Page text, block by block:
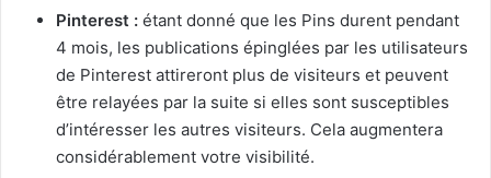
Pinterest : étant donné que les Pins durent pendant
4 mois, les publications épinglées par les utilisateurs
de Pinterest attireront plus de visiteurs et peuvent
être relayées par la suite si elles sont susceptibles
d’intéresser les autres visiteurs. Cela augmentera
considérablement votre visibilité.